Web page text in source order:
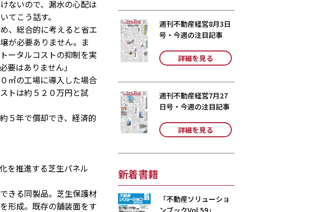
ないので、漏水の心配は
てこう話す。
、総合的に考えると省エ
が必要ありません。ま
ータルコストの抑制を実
要はありません」
㎡の工場に導入した場合
トは約５２０万円と試
５年で償却でき、経済的
を推進する芝生パネル
きる同製品。芝生保護材
形成。既存の舗装面をす
週刊不動産経営8月3日
号・今週の注目記事
詳細を見る
週刊不動産経営7月27
日号・今週の注目記事
詳細を見る
新着書籍
「不動産ソリューショ
ンブックVol.59」